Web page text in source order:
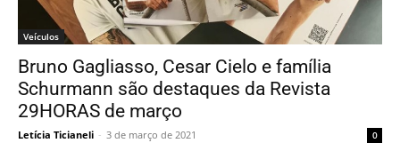
Veículos
Bruno Gagliasso, Cesar Cielo e família
Schurmann são destaques da Revista
29HORAS de março
Letícia Ticianeli - 3 de março de 2021 0